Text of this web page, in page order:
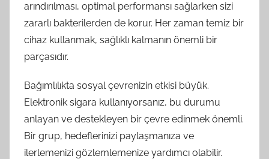
arındırılması, optimal performansı sağlarken sizi
zararlı bakterilerden de korur. Her zaman temiz bir
cihaz kullanmak, sağlıklı kalmanın önemli bir
parçasıdır.
Bağımlılıkta sosyal çevrenizin etkisi büyük.
Elektronik sigara kullanıyorsanız, bu durumu
anlayan ve destekleyen bir çevre edinmek önemli.
Bir grup, hedeflerinizi paylaşmanıza ve
ilerlemenizi gözlemlemenize yardımcı olabilir.